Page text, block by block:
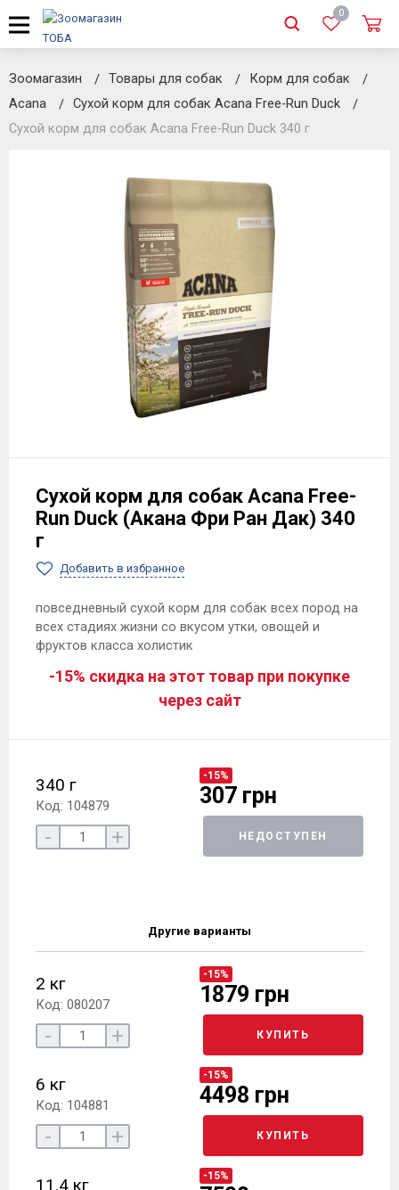
0
Зоомагазин Товары для собак
Корм для собак
Acana
Сухой корм для собак Acana Free-Run Duck
Сухой корм для собак Acana Free-Run Duck 340 г
Сухой корм для собак Acana Free-
Run Duck (Акана Фри Ран Дак) 340
г
Добавить в избранное
повседневный сухой корм для собак всех пород на
всех стадиях жизни со вкусом утки, овощей и
фруктов класса холистик
-15% скидка на этот товар при покупке
через сайт
340 г
Код: 104879
-15%
307 грн
- + НЕДОСТУПЕН
Другие варианты
2 кг
Код: 080207
-15%
1879 грн
- + КУПИТЬ
6 кг
Код: 104881
-15%
4498 грн
- + КУПИТЬ
11.4 кг -15%